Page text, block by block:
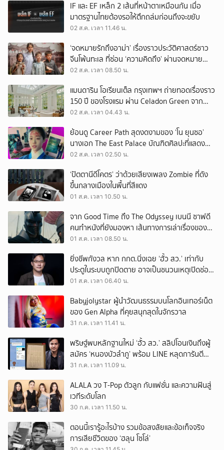
IF และ EF เหล็ก 2 เส้นที่หน้าตาเหมือนกัน เมื่อ
มาตรฐานไทยต้องรอให้ตึกถล่มก่อนถึงจะขยับ
02 ส.ค. เวลา 11.46 น.
‘จดหมายรักถึงอาม่า’ เรื่องราวประวัติศาสตร์ชาว
จีนโพ้นทะเล ที่ซ่อน ‘ความคิดถึง’ ผ่านจดหมาย
‘โพยก๊วน’
02 ส.ค. เวลา 08.50 น.
แมนดาริน โอเรียนเต็ล กรุงเทพฯ ถ่ายทอดเรื่องราว
150 ปี ของโรงแรม ผ่าน Celadon Green จาก
เครื่องศิลาดล
02 ส.ค. เวลา 04.43 น.
ย้อนดู Career Path สุดงดงามของ ‘โน ยุนซอ’
นางเอก The East Palace บัณฑิตศิลปะที่แสดง
เรื่องไหนก็ปัง
02 ส.ค. เวลา 02.50 น.
‘ปัตตานีดีโคตร’ ว่าด้วยเสียงเพลง Zombie ที่ดัง
ขึ้นกลางเมืองในพื้นที่สีแดง
01 ส.ค. เวลา 10.50 น.
จาก Good Time ถึง The Odyssey เบนนี ซาฟดี
คนทำหนังที่ยังมองหา เส้นทางการเล่าเรื่องของตัว
เอง
01 ส.ค. เวลา 08.50 น.
ยิ่งชีพกังวล หาก กกต.นิ่งเฉย ‘ฮั้ว สว.’ เท่ากับ
ประตูในระบบถูกปิดตาย อาจเป็นชนวนเหตุเปิดช่อง
‘ลงถนน’
01 ส.ค. เวลา 06.40 น.
Babyjolystar ผู้นำวัฒนธรรมบนโลกอินเทอร์เน็ต
ของ Gen Alpha ที่คุยสนุกสุดในจักรวาล
31 ก.ค. เวลา 11.41 น.
พริษฐ์พบหลักฐานใหม่ ‘ฮั้ว สว.’ สลิปโอนเงินถึงผู้
สมัคร ‘หนองบัวลำภู’ พร้อม LINE หลุดการันตี
ตำแหน่ง
31 ก.ค. เวลา 11.09 น.
ALALA วง T-Pop ตัวลูก กับแฟชั่น และความฝันสู่
เวทีระดับโลก
30 ก.ค. เวลา 11.50 น.
ตอนนี้เรารู้อะไรบ้าง รวมข้อสงสัยและข้อเท็จจริง
การเสียชีวิตของ ‘ฮลุน โซโล่’